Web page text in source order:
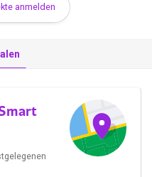
anmelden